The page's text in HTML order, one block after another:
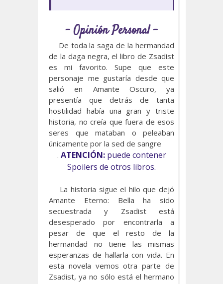
- Opinión Personal -
De toda la saga de la hermandad
de la daga negra, el libro de Zsadist
es mi favorito. Supe que este
personaje me gustaría desde que
salió en Amante Oscuro, ya
presentía que detrás de tanta
hostilidad había una gran y triste
historia, no creía que fuera de esos
seres que mataban o peleaban
únicamente por la sed de sangre
. ATENCIÓN:puede contener
Spoilers de otros libros.
La historia sigue el hilo que dejó
Amante Eterno: Bella ha sido
secuestrada y Zsadist está
desesperado por encontrarla a
pesar de que el resto de la
hermandad no tiene las mismas
esperanzas de hallarla con vida. En
esta novela vemos otra parte de
Zsadist, ya no sólo está el hermano